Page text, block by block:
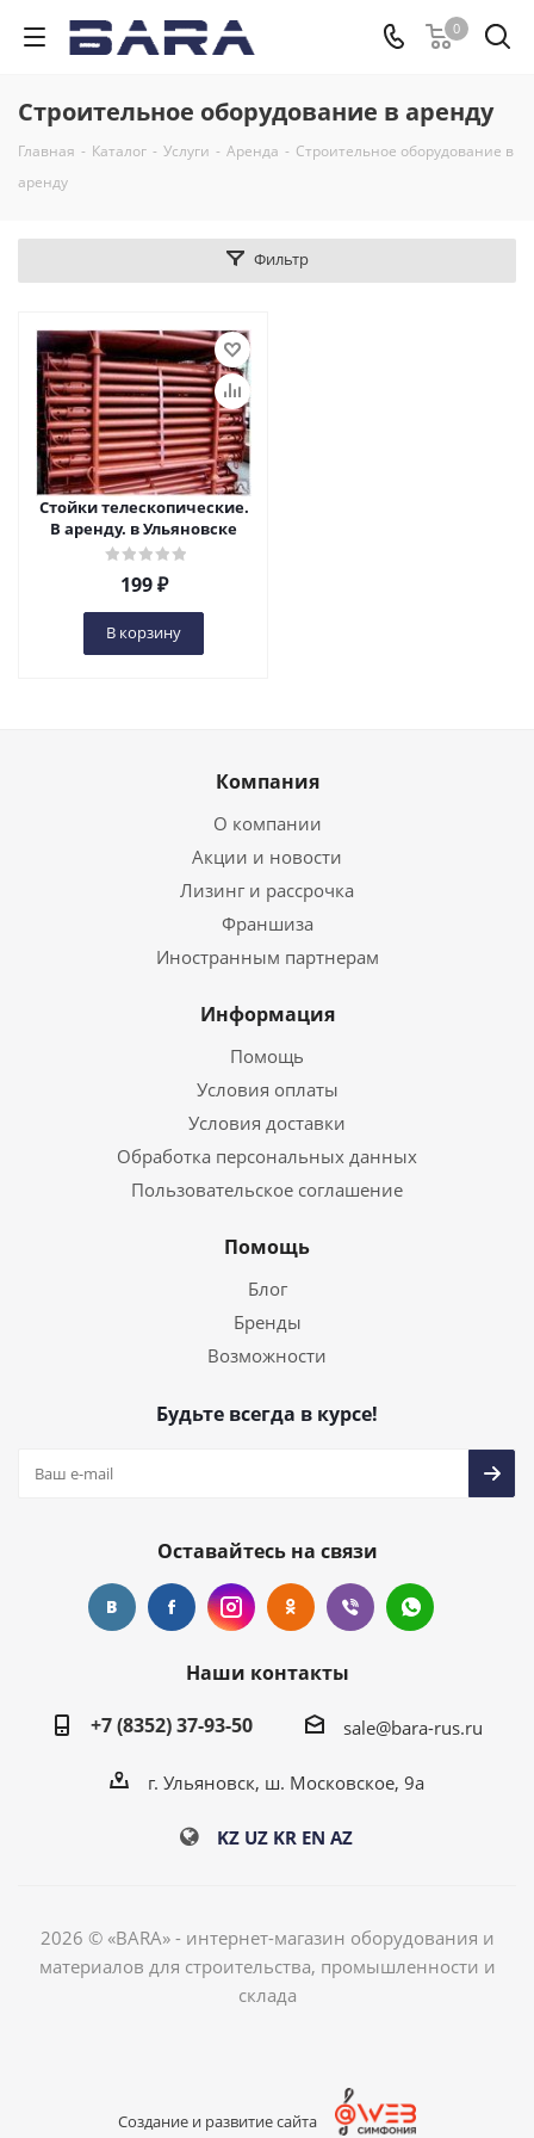
0
Строительное оборудование в аренду
Главная - Каталог - Услуги - Аренда - Строительное оборудование в
аренду
Фильтр
Стойки телескопические.
В аренду. в Ульяновске
199₽
В корзину
Компания
О компании
Акции и новости
Лизинг и рассрочка
Франшиза
Иностранным партнерам
Информация
Помощь
Условия оплаты
Условия доставки
Обработка персональных данных
Пользовательское соглашение
Помощь
Блог
Бренды
Возможности
Будьте всегда в курсе!
Оставайтесь на связи
Наши контакты
+7 (8352) 37-93-50
sale@bara-rus.ru
г. Ульяновск, ш. Московское, 9а
KZ UZ KR EN AZ
2026 © «BARA» - интернет-магазин оборудования и
материалов для строительства, промышленности и
склада
Создание и развитие сайта